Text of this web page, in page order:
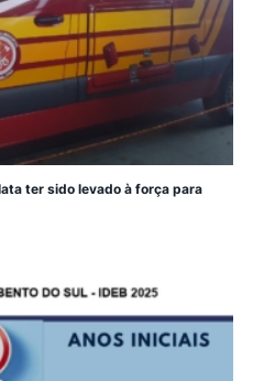
ter sido levado à força para